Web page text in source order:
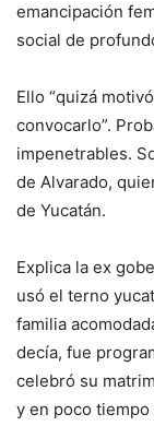
emancipación
social de
Ello “quizá
convocarlo”.
impenetrables.
de Alvarado,
de Yucatán.
Explica la ex
usó el terno
familia
decía, fue
celebró su
y en poco tiempo